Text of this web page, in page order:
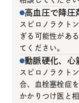
高血圧で降圧
スピロノラクト
ぎる可能性があ
てください。
動脈硬化、心
スピロノラクト
合、血栓塞栓症
かかりつけ医と